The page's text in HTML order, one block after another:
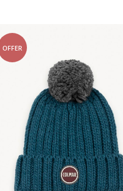
OFFER